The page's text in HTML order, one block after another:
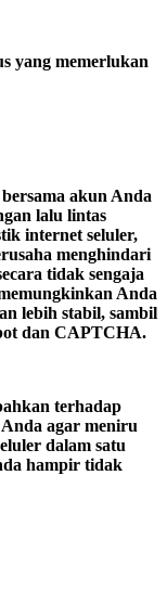
yang memerlukan
akun Anda
lalu lintas
internet seluler,
menghindari
tidak sengaja
Anda
lebih stabil, sambil
dan CAPTCHA.
terhadap
agar meniru
dalam satu
hampir tidak